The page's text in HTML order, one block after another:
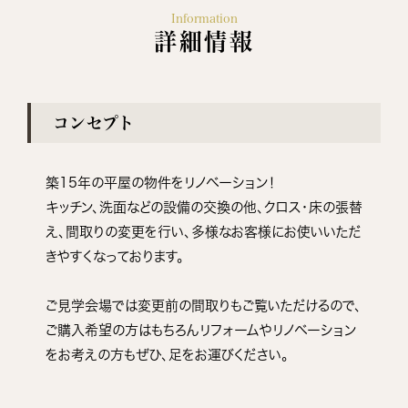
Information
詳細情報
コンセプト
築15年の平屋の物件をリノベーション！
キッチン、洗面などの設備の交換の他、クロス・床の張替
え、間取りの変更を行い、多様なお客様にお使いいただ
きやすくなっております。
ご見学会場では変更前の間取りもご覧いただけるので、
ご購入希望の方はもちろんリフォームやリノベーション
をお考えの方もぜひ、足をお運びください。